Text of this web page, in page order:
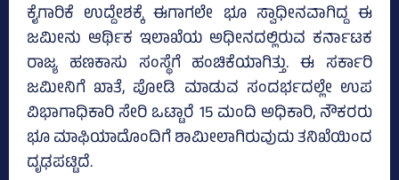
ಕೈಗಾರಿಕೆ ಉದ್ದೇಶಕ್ಕೆ ಈಗಾಗಲೇ ಭೂ ಸ್ವಾಧೀನವಾಗಿದ್ದ ಈ
ಜಮೀನು ಆರ್ಥಿಕ ಇಲಾಖೆಯ ಅಧೀನದಲ್ಲಿರುವ ಕರ್ನಾಟಕ
ರಾಜ್ಯ ಹಣಕಾಸು ಸಂಸ್ಥೆಗೆ ಹಂಚಿಕೆಯಾಗಿತ್ತು. ಈ ಸರ್ಕಾರಿ
ಜಮೀನಿಗೆ ಖಾತೆ, ಪೋಡಿ ಮಾಡುವ ಸಂದರ್ಭದಲ್ಲೇ ಉಪ
ವಿಭಾಗಾಧಿಕಾರಿ ಸೇರಿ ಒಟ್ಟಾರೆ 15 ಮಂದಿ ಅಧಿಕಾರಿ, ನೌಕರರು
ಭೂ ಮಾಫಿಯಾದೊಂದಿಗೆ ಶಾಮೀಲಾಗಿರುವುದು ತನಿಖೆಯಿಂದ
ದೃಢಪಟ್ಟಿದೆ.